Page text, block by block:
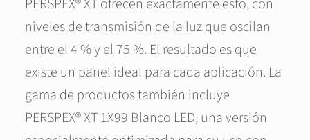
PERSPEX® XT ofrecen exactamente esto, con
niveles de transmisión de la luz que oscilan
entre el 4 % y el 75 %. El resultado es que
existe un panel ideal para cada aplicación. La
gama de productos también incluye
PERSPEX® XT 1X99 Blanco LED, una versión